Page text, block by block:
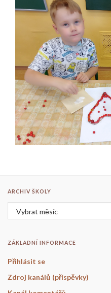
ARCHIV ŠKOLY
Archiv školy
ZÁKLADNÍ INFORMACE
Přihlásit se
Zdroj kanálů (příspěvky)